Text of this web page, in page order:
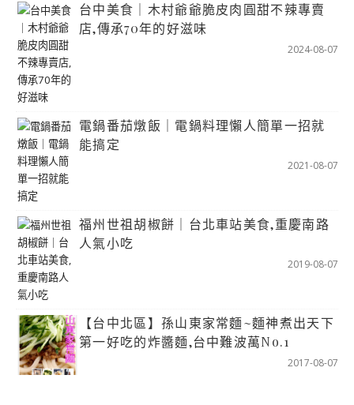
台中美食｜木村爺爺脆皮肉圓甜不辣專賣
店,傳承70年的好滋味
2024-08-07
電鍋番茄燉飯｜電鍋料理懶人簡單一招就
能搞定
2021-08-07
福州世祖胡椒餅｜台北車站美食,重慶南路
人氣小吃
2019-08-07
【台中北區】孫山東家常麵~麵神煮出天下
第一好吃的炸醬麵,台中難波萬No.1
2017-08-07